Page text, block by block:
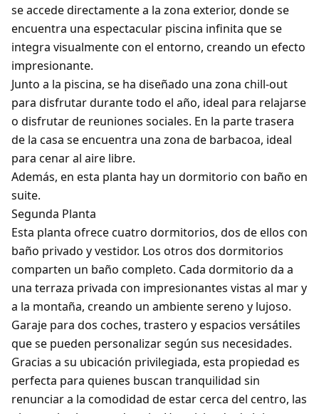
se accede directamente a la zona exterior, donde se
encuentra una espectacular piscina infinita que se
integra visualmente con el entorno, creando un efecto
impresionante.
Junto a la piscina, se ha diseñado una zona chill-out
para disfrutar durante todo el año, ideal para relajarse
o disfrutar de reuniones sociales. En la parte trasera
de la casa se encuentra una zona de barbacoa, ideal
para cenar al aire libre.
Además, en esta planta hay un dormitorio con baño en
suite.
Segunda Planta
Esta planta ofrece cuatro dormitorios, dos de ellos con
baño privado y vestidor. Los otros dos dormitorios
comparten un baño completo. Cada dormitorio da a
una terraza privada con impresionantes vistas al mar y
a la montaña, creando un ambiente sereno y lujoso.
Garaje para dos coches, trastero y espacios versátiles
que se pueden personalizar según sus necesidades.
Gracias a su ubicación privilegiada, esta propiedad es
perfecta para quienes buscan tranquilidad sin
renunciar a la comodidad de estar cerca del centro, las